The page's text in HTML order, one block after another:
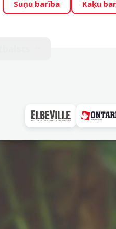
Visu mēnesi
Fotokonkurss
Suņu barība Kaķu
Dekorācijas, paslēptuves un augi